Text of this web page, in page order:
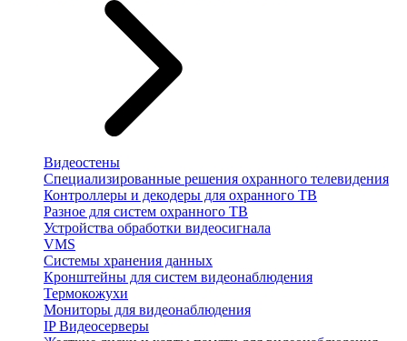
Видеостены
Специализированные решения охранного телевидения
Контроллеры и декодеры для охранного ТВ
Разное для систем охранного ТВ
Устройства обработки видеосигнала
VMS
Системы хранения данных
Кронштейны для систем видеонаблюдения
Термокожухи
Мониторы для видеонаблюдения
IP Видеосерверы